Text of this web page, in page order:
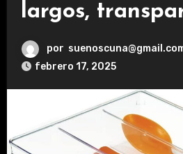
largos,
por
febrero 17, 2025